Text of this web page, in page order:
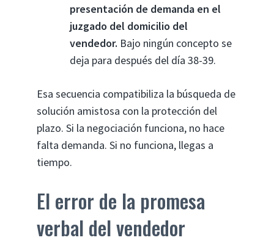
presentación de demanda en el
juzgado del domicilio del
vendedor. Bajo ningún concepto se
deja para después del día 38-39.
Esa secuencia compatibiliza la búsqueda de
solución amistosa con la protección del
plazo. Si la negociación funciona, no hace
falta demanda. Si no funciona, llegas a
tiempo.
El error de la promesa
verbal del vendedor